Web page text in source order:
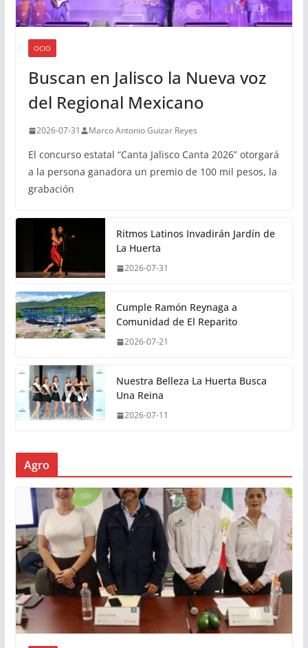
OCIO
Buscan en Jalisco la Nueva voz
del Regional Mexicano
2026-07-31 Marco Antonio Guizar Reyes
El concurso estatal “Canta Jalisco Canta 2026” otorgará
a la persona ganadora un premio de 100 mil pesos, la
grabación
Ritmos Latinos Invadirán Jardín de
La Huerta
2026-07-31
Cumple Ramón Reynaga a
Comunidad de El Reparito
2026-07-21
Nuestra Belleza La Huerta Busca
Una Reina
2026-07-11
Agro